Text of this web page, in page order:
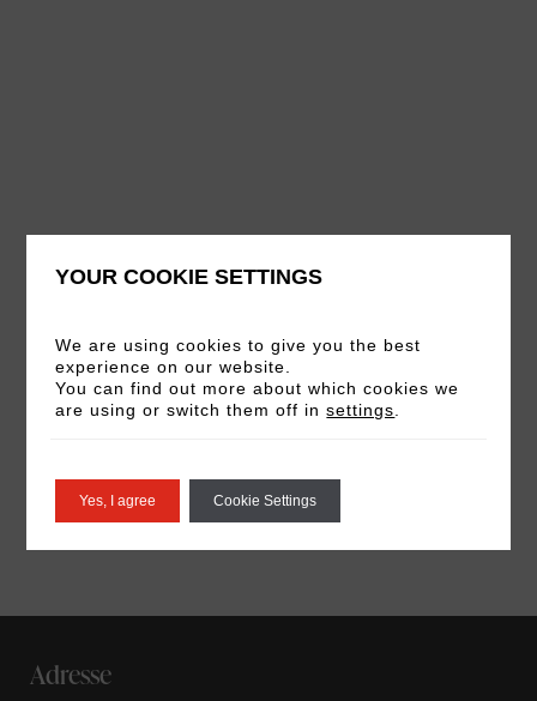
01 /05
Adresse
YOUR COOKIE SETTINGS
We are using cookies to give you the best
experience on our website.
You can find out more about which cookies we
are using or switch them off insettings
Yes, I agree Cookie Settings